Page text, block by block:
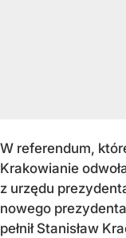
W referendum,
Krakowianie
z urzędu
nowego
pełnił Stanisław